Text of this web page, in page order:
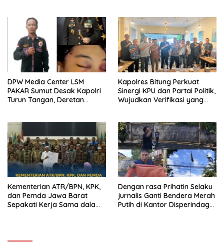
DPW Media Center LSM
PAKAR Sumut Desak Kapolri
Turun Tangan, Deretan
Gowasa Dinilai Harus Dibuka
Terang – Benderang
Kapolres Bitung Perkuat
Sinergi KPU dan Partai Politik,
Wujudkan Verifikasi yang
Kementerian ATR/BPN, KPK,
dan Pemda Jawa Barat
Sepakati Kerja Sama dalam
Dengan rasa Prihatin Selaku
jurnalis Ganti Bendera Merah
Putih di Kantor Disperindag